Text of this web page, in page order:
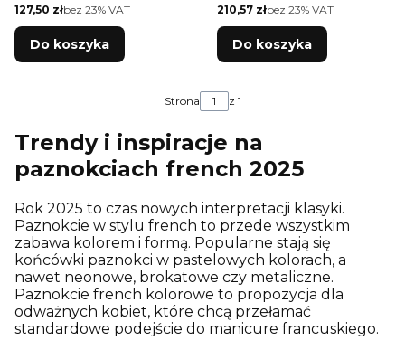
Cena netto
127,50 złbez 23% VAT
Do koszyka
Cena netto
210,57 złbez 23% VAT
Do koszyka
Strona z 1
Trendy i inspiracje na
paznokciach french 2025
Rok 2025 to czas nowych interpretacji klasyki.
Paznokcie w stylu french to przede wszystkim
zabawa kolorem i formą. Popularne stają się
końcówki paznokci w pastelowych kolorach, a
nawet neonowe, brokatowe czy metaliczne.
Paznokcie french kolorowe to propozycja dla
odważnych kobiet, które chcą przełamać
standardowe podejście do manicure francuskiego.